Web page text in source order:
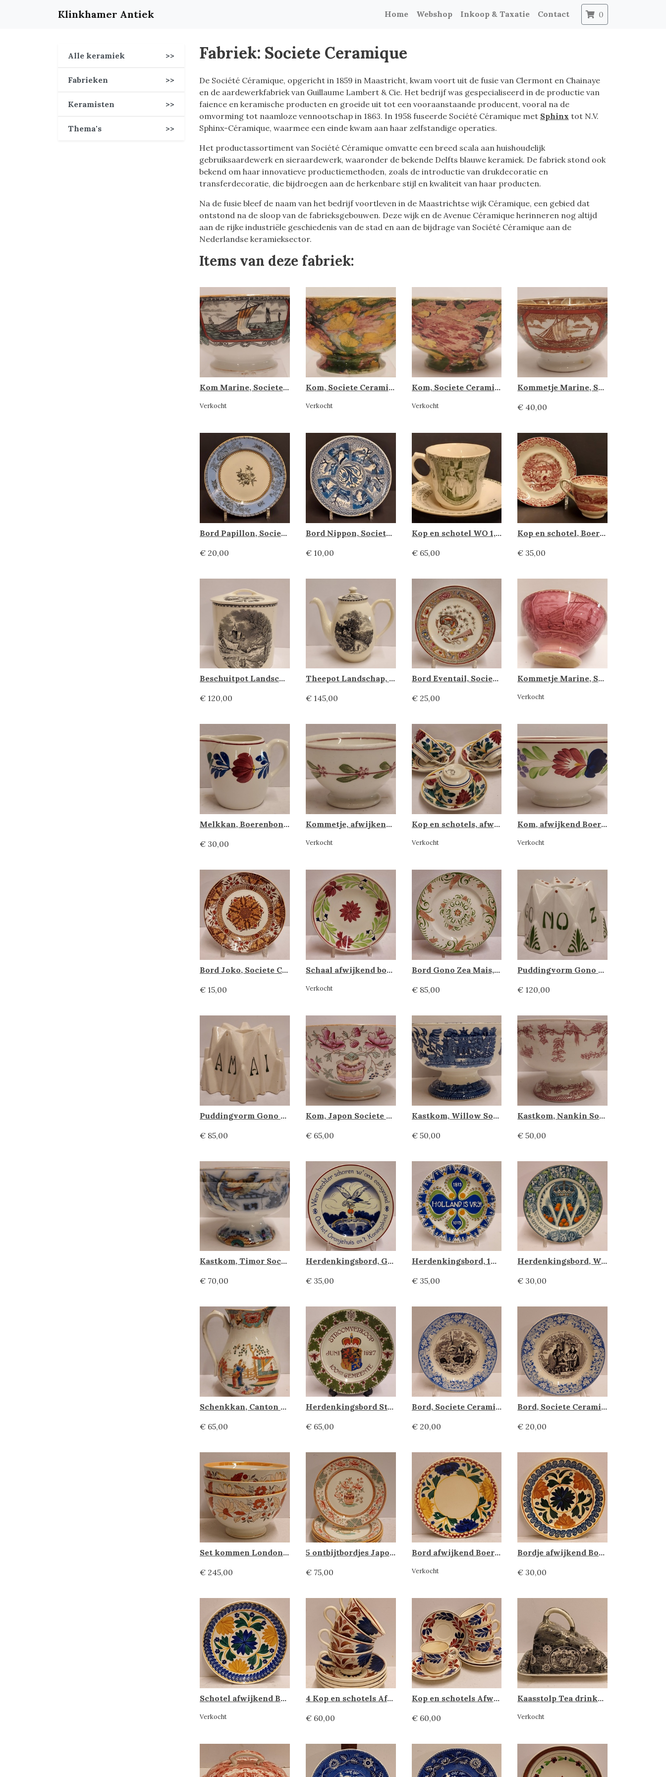
Klinkhamer Antiek Home Webshop Inkoop & Taxatie Contact 0
Alle keramiek >>
Fabrieken >>
Keramisten >>
Thema's >>
Fabriek: Societe Ceramique
De Société Céramique, opgericht in 1859 in Maastricht, kwam voort uit de fusie van Clermont en Chainaye
en de aardewerkfabriek van Guillaume Lambert & Cie. Het bedrijf was gespecialiseerd in de productie van
faience en keramische producten en groeide uit tot een vooraanstaande producent, vooral na de
omvorming tot naamloze vennootschap in 1863. In 1958 fuseerde Société Céramique met Sphinx tot N.V.
Sphinx-Céramique, waarmee een einde kwam aan haar zelfstandige operaties.
Het productassortiment van Société Céramique omvatte een breed scala aan huishoudelijk
gebruiksaardewerk en sieraardewerk, waaronder de bekende Delfts blauwe keramiek. De fabriek stond ook
bekend om haar innovatieve productiemethoden, zoals de introductie van drukdecoratie en
transferdecoratie, die bijdroegen aan de herkenbare stijl en kwaliteit van haar producten.
Na de fusie bleef de naam van het bedrijf voortleven in de Maastrichtse wijk Céramique, een gebied dat
ontstond na de sloop van de fabrieksgebouwen. Deze wijk en de Avenue Céramique herinneren nog altijd
aan de rijke industriële geschiedenis van de stad en aan de bijdrage van Société Céramique aan de
Nederlandse keramieksector.
Items van deze fabriek:
Kom Marine, Societe Ceramique
Verkocht
Kom, Societe Ceramique
Verkocht
Kom, Societe Ceramique
Verkocht
Kommetje Marine, Societe Ceramique
€ 40,00
Bord Papillon, Societe Ceramique
€ 20,00
Bord Nippon, Societe Ceramique
€ 10,00
Kop en schotel WO 1, Societe Ceramique
€ 65,00
Kop en schotel, Boerenhoeve
€ 35,00
Beschuitpot Landschap, societe ceramique
€ 120,00
Theepot Landschap, Societe Ceramique
€ 145,00
Bord Eventail, Societe ceramique
€ 25,00
Kommetje Marine, Societe Ceramique
Verkocht
Melkkan, Boerenbont 438A
€ 30,00
Kommetje, afwijkend Boerenbont
Verkocht
Kop en schotels, afwijkend Boerenbont
Verkocht
Kom, afwijkend Boerenbont
Verkocht
Bord Joko, Societe Ceramique
€ 15,00
Schaal afwijkend boerenbont, Societe Ceramique
Verkocht
Bord Gono Zea Mais, Societe Ceramique
€ 85,00
Puddingvorm Gono Zea Mais, Societe ceramique
€ 120,00
Puddingvorm Gono Zea Mais, Societe ceramique
€ 85,00
Kom, Japon Societe Ceramique
€ 65,00
Kastkom, Willow Societe Ceramique
€ 50,00
Kastkom, Nankin Societe Ceramique
€ 50,00
Kastkom, Timor Societe Ceramique
€ 70,00
Herdenkingsbord, Geboorte Beatrix 1938 Societe Ceramique
€ 35,00
Herdenkingsbord, 100 jaar koninkrijk der Nederlanden Societe Ceramique
€ 35,00
Herdenkingsbord, Wilhelmina 40 jaar koningin Societe Ceramique
€ 30,00
Schenkkan, Canton Societe Ceramique
€ 65,00
Herdenkingsbord Stroomverkoop, Societe Ceramique
€ 65,00
Bord, Societe Ceramique
€ 20,00
Bord, Societe Ceramique
€ 20,00
Set kommen London, Societe Ceramique
€ 245,00
5 ontbijtbordjes Japon, Societe Ceramique Maastricht
€ 75,00
Bord afwijkend Boerenbont ,Petrus Regout
Verkocht
Bordje afwijkend Boerenbont, Societe Ceramique
€ 30,00
Schotel afwijkend Boerenbont, Societe Ceramique
Verkocht
4 Kop en schotels Afwijkend Boerenbont, Societe Ceramique
€ 60,00
Kop en schotels Afwijkend Boerenbont, Societe ceramique
€ 60,00
Kaasstolp Tea drinker, Societe Ceramique
Verkocht